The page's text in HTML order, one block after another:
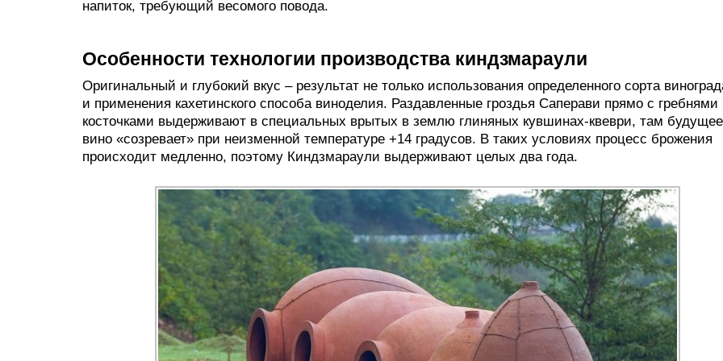
напиток, требующий весомого повода.
Особенности технологии производства киндзмараули
Оригинальный и глубокий вкус – результат не только использования определенного сорта
и применения кахетинского способа виноделия. Раздавленные гроздья Саперави прямо с гребнями
косточками выдерживают в специальных врытых в землю глиняных кувшинах-квеври, там будущее
вино «созревает» при неизменной температуре +14 градусов. В таких условиях процесс брожения
происходит медленно, поэтому Киндзмараули выдерживают целых два года.